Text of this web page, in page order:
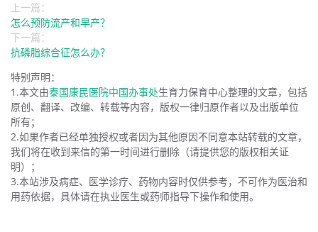
上一篇：
怎么预防流产和早产？
下一篇：
抗磷脂综合征怎么办？
特别声明：
1.本文由泰国康民医院中国办事处生育力保育中心整理的文章，包括
原创、翻译、改编、转载等内容，版权一律归原作者以及出版单位
所有；
2.如果作者已经单独授权或者因为其他原因不同意本站转载的文章，
我们将在收到来信的第一时间进行删除（请提供您的版权相关证
明）；
3.本站涉及病症、医学诊疗、药物内容时仅供参考，不可作为医治和
用药依据，具体请在执业医生或药师指导下操作和使用。